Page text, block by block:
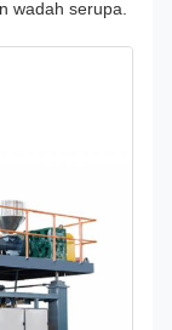
wadah serupa.